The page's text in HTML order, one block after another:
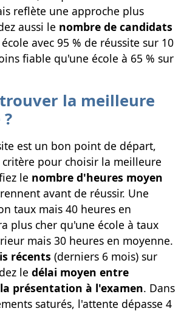
reflète une approche plus
aussi le nombre de candidats
avec 95 % de réussite sur 10
fiable qu'une école à 65 % sur
la meilleure
est un bon point de départ,
critère pour choisir la meilleure
le nombre d'heures moyen
avant de réussir. Une
taux mais 40 heures en
plus cher qu'une école à taux
mais 30 heures en moyenne.
récents (derniers 6 mois) sur
le délai moyen entre
présentation à l'examen. Dans
saturés, l'attente dépasse 4